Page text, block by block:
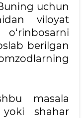
uchun
viloyat
berilgan
masala
shahar